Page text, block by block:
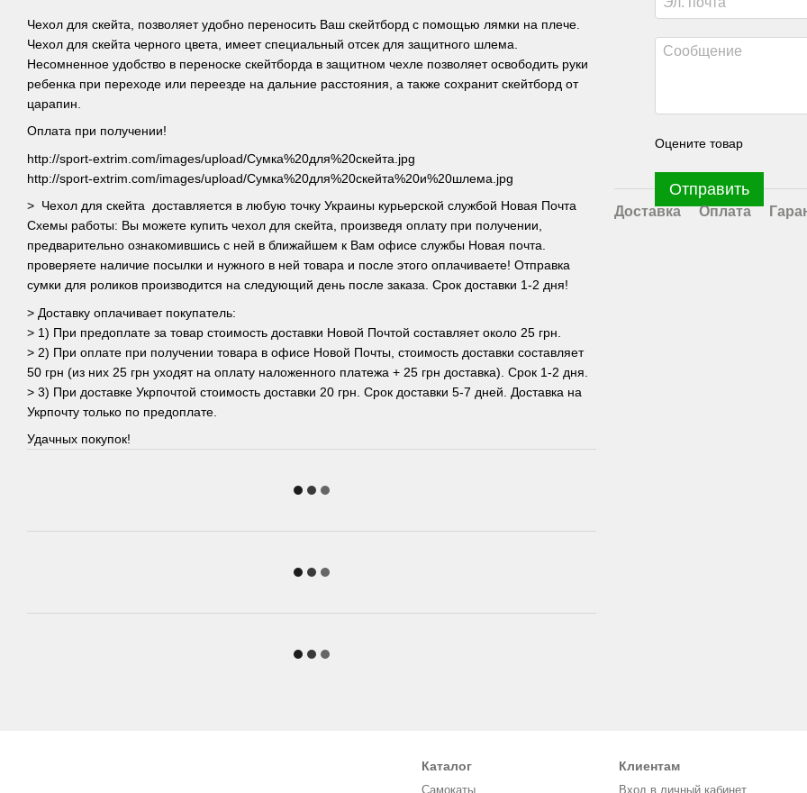
Чехол для скейта, позволяет удобно переносить Ваш скейтборд с помощью лямки на плече.
Чехол для скейта черного цвета, имеет специальный отсек для защитного шлема.
Несомненное удобство в переноске скейтборда в защитном чехле позволяет освободить руки
ребенка при переходе или переезде на дальние расстояния, а также сохранит скейтборд от
царапин.
Оплата при получении!
http://sport-extrim.com/images/upload/Сумка%20для%20скейта.jpg
http://sport-extrim.com/images/upload/Сумка%20для%20скейта%20и%20шлема.jpg
> Чехол для скейта доставляется в любую точку Украины курьерской службой Новая Почта
Схемы работы: Вы можете купить чехол для скейта, произведя оплату при получении,
предварительно ознакомившись с ней в ближайшем к Вам офисе службы Новая почта.
проверяете наличие посылки и нужного в ней товара и после этого оплачиваете! Отправка
сумки для роликов производится на следующий день после заказа. Срок доставки 1-2 дня!
> Доставку оплачивает покупатель:
> 1) При предоплате за товар стоимость доставки Новой Почтой составляет около 25 грн.
> 2) При оплате при получении товара в офисе Новой Почты, стоимость доставки составляет
50 грн (из них 25 грн уходят на оплату наложенного платежа + 25 грн доставка). Срок 1-2 дня.
> 3) При доставке Укрпочтой стоимость доставки 20 грн. Срок доставки 5-7 дней. Доставка на
Укрпочту только по предоплате.
Удачных покупок!
Оцените товар
Отправить
Доставка Оплата
Каталог
Самокаты
Клиентам
Вход в личный кабинет